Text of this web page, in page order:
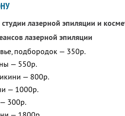
лазерной эпиляции и
лазерной эпиляции
подбородок — 350р.
— 550р.
— 800р.
— 1000р.
300р.